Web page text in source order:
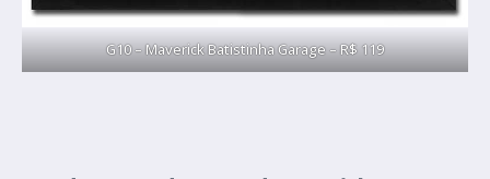
G10 – Maverick Batistinha Garage – R$ 119